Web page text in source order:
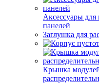
Аксессуары
панелей
Заглушка для
Крышка